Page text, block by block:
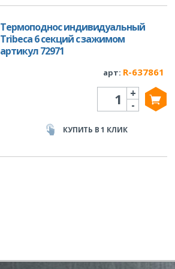
Термоподнос индивидуальный
Tribeca 6 секций с зажимом
артикул 72971
арт: R-637861
Количество
-
+
КУПИТЬ В 1 КЛИК